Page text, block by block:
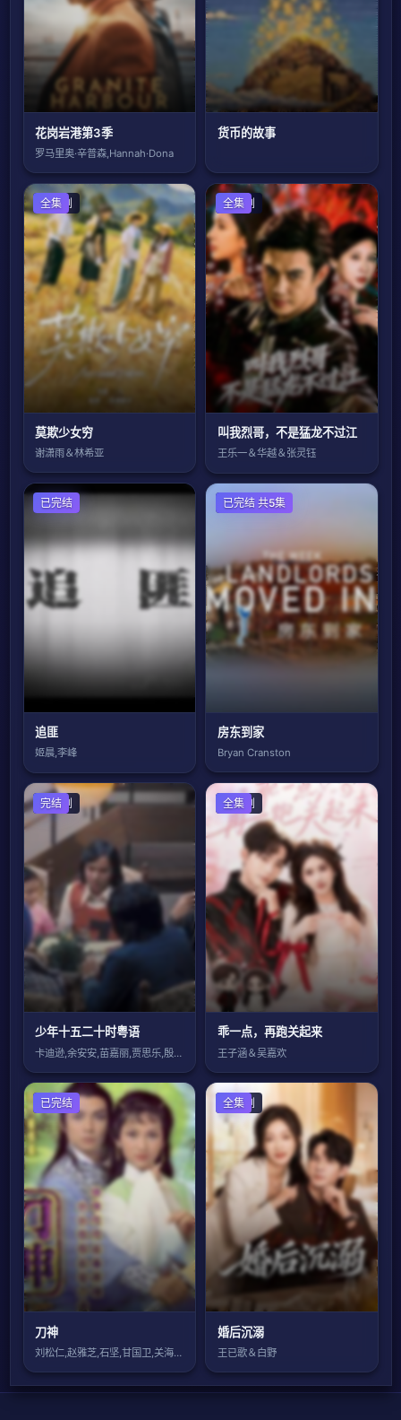
花岗岩港第3季
罗马里奥·辛普森,Hannah·Dona
货币的故事
国产剧
全集
莫欺少女穷
谢潇雨＆林希亚
国产剧
全集
叫我烈哥，不是猛龙不过江
王乐一＆华越＆张灵钰
国产剧
已完结
追匪
姬晨,李峰
欧美剧
已完结 共5集
房东到家
Bryan Cranston
香港剧
完结
少年十五二十时粤语
卡迪逊,余安安,苗嘉丽,贾思乐,殷巧儿,
国产剧
全集
乖一点，再跑关起来
王子涵＆吴嘉欢
香港剧
已完结
刀神
刘松仁,赵雅芝,石坚,甘国卫,关海山,高
国产剧
全集
婚后沉溺
王已歌＆白野